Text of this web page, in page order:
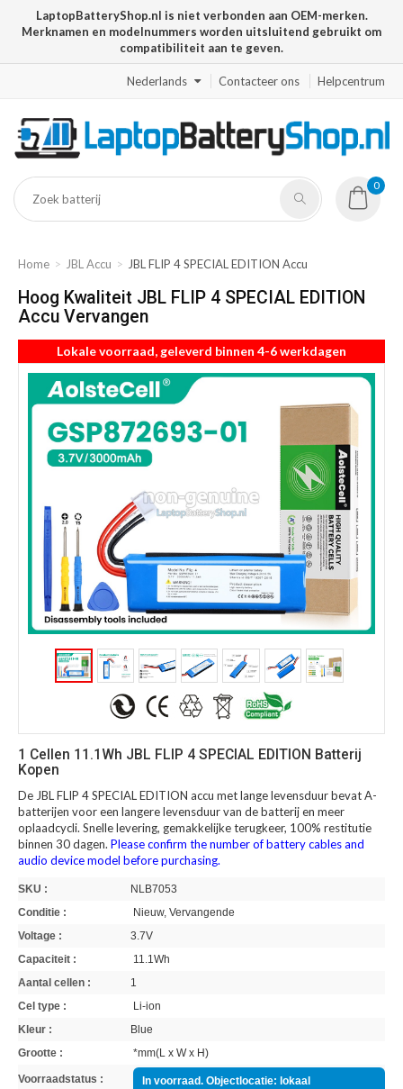
LaptopBatteryShop.nl is niet verbonden aan OEM-merken.
Merknamen en modelnummers worden uitsluitend gebruikt om
compatibiliteit aan te geven.
Nederlands Contacteer ons Helpcentrum
0
Home JBL Accu JBL FLIP 4 SPECIAL EDITION Accu
Hoog Kwaliteit JBL FLIP 4 SPECIAL EDITION
Accu Vervangen
Lokale voorraad, geleverd binnen 4-6 werkdagen
1 Cellen 11.1Wh JBL FLIP 4 SPECIAL EDITION Batterij
Kopen
De JBL FLIP 4 SPECIAL EDITION accu met lange levensduur bevat A-
batterijen voor een langere levensduur van de batterij en meer
oplaadcycli. Snelle levering, gemakkelijke terugkeer, 100% restitutie
binnen 30 dagen. Please confirm the number of battery cables and
audio device model before purchasing.
SKU :
NLB7053
Conditie :
Nieuw, Vervangende
Voltage :
3.7V
Capaciteit :
11.1Wh
Aantal cellen :
1
Cel type :
Li-ion
Kleur :
Blue
Grootte :
*mm(L x W x H)
Voorraadstatus :
In voorraad. Objectlocatie: lokaal